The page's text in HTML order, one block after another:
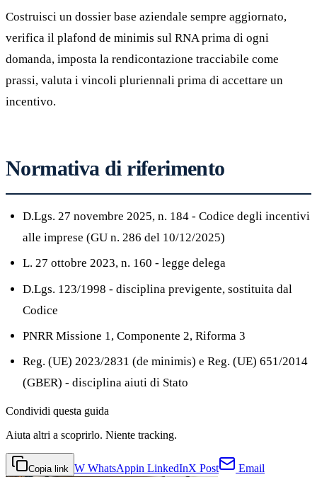
Costruisci un dossier base aziendale sempre aggiornato,
verifica il plafond de minimis sul RNA prima di ogni
domanda, imposta la rendicontazione tracciabile come
prassi, valuta i vincoli pluriennali prima di accettare un
incentivo.
Normativa di riferimento
D.Lgs. 27 novembre 2025, n. 184 - Codice degli incentivi
alle imprese (GU n. 286 del 10/12/2025)
L. 27 ottobre 2023, n. 160 - legge delega
D.Lgs. 123/1998 - disciplina previgente, sostituita dal
Codice
PNRR Missione 1, Componente 2, Riforma 3
Reg. (UE) 2023/2831 (de minimis) e Reg. (UE) 651/2014
(GBER) - disciplina aiuti di Stato
Condividi questa guida
Aiuta altri a scoprirlo. Niente tracking.
Copia link W WhatsAppin LinkedInX Post Email